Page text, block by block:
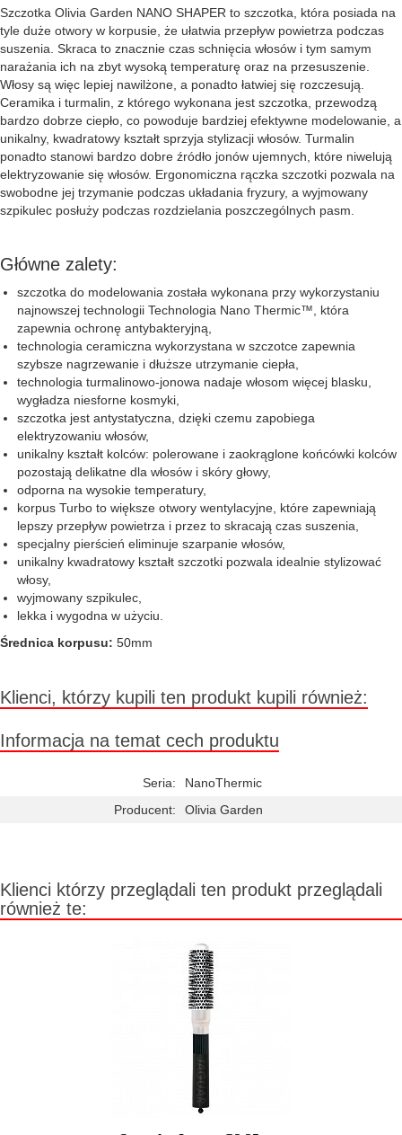
Szczotka Olivia Garden NANO SHAPER to szczotka, która posiada na
tyle duże otwory w korpusie, że ułatwia przepływ powietrza podczas
suszenia. Skraca to znacznie czas schnięcia włosów i tym samym
narażania ich na zbyt wysoką temperaturę oraz na przesuszenie.
Włosy są więc lepiej nawilżone, a ponadto łatwiej się rozczesują.
Ceramika i turmalin, z którego wykonana jest szczotka, przewodzą
bardzo dobrze ciepło, co powoduje bardziej efektywne modelowanie, a
unikalny, kwadratowy kształt sprzyja stylizacji włosów. Turmalin
ponadto stanowi bardzo dobre źródło jonów ujemnych, które niwelują
elektryzowanie się włosów. Ergonomiczna rączka szczotki pozwala na
swobodne jej trzymanie podczas układania fryzury, a wyjmowany
szpikulec posłuży podczas rozdzielania poszczególnych pasm.
Główne zalety:
szczotka do modelowania została wykonana przy wykorzystaniu
najnowszej technologii Technologia Nano Thermic™, która
zapewnia ochronę antybakteryjną,
technologia ceramiczna wykorzystana w szczotce zapewnia
szybsze nagrzewanie i dłuższe utrzymanie ciepła,
technologia turmalinowo-jonowa nadaje włosom więcej blasku,
wygładza niesforne kosmyki,
szczotka jest antystatyczna, dzięki czemu zapobiega
elektryzowaniu włosów,
unikalny kształt kolców: polerowane i zaokrąglone końcówki kolców
pozostają delikatne dla włosów i skóry głowy,
odporna na wysokie temperatury,
korpus Turbo to większe otwory wentylacyjne, które zapewniają
lepszy przepływ powietrza i przez to skracają czas suszenia,
specjalny pierścień eliminuje szarpanie włosów,
unikalny kwadratowy kształt szczotki pozwala idealnie stylizować
włosy,
wyjmowany szpikulec,
lekka i wygodna w użyciu.
Średnica korpusu: 50mm
Klienci, którzy kupili ten produkt kupili również:
Informacja na temat cech produktu
Seria:
NanoThermic
Producent:
Olivia Garden
Klienci którzy przeglądali ten produkt przeglądali
również te: